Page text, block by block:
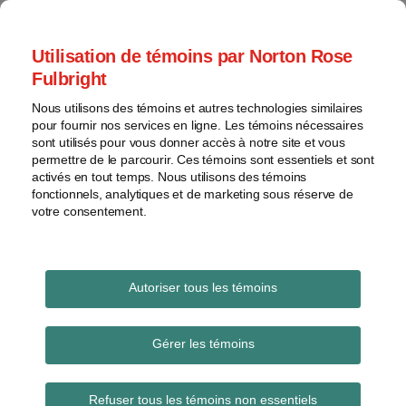
Utilisation de témoins par Norton Rose
Fulbright
Nous utilisons des témoins et autres technologies similaires
pour fournir nos services en ligne. Les témoins nécessaires
sont utilisés pour vous donner accès à notre site et vous
permettre de le parcourir. Ces témoins sont essentiels et sont
activés en tout temps. Nous utilisons des témoins
fonctionnels, analytiques et de marketing sous réserve de
votre consentement.
Autoriser tous les témoins
Gérer les témoins
Refuser tous les témoins non essentiels
Skip
content
Accueil
À
propos
Contacts
Rechercher
Brevets
Marques
de
commerce
Droit
d'auteur
Les Actifs créatifs
Un blogue sur la protection des intangibles
(brevets, dessins industriels, droits d'auteur,
marques, etc.)
Petite entité
Subscribe to Petite entité via RSS